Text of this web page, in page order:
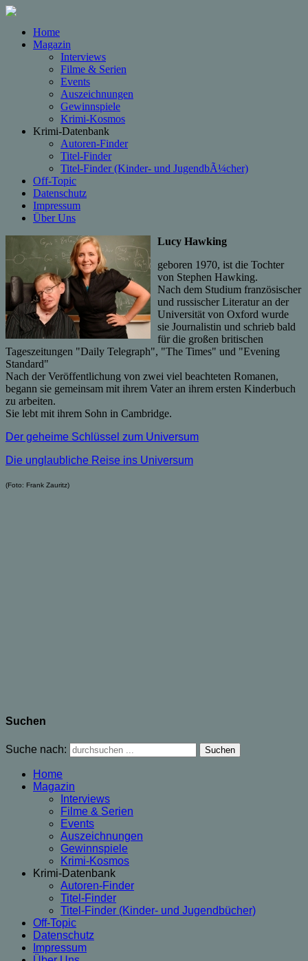
Home
Magazin
Interviews
Filme & Serien
Events
Auszeichnungen
Gewinnspiele
Krimi-Kosmos
Krimi-Datenbank
Autoren-Finder
Titel-Finder
Titel-Finder (Kinder- und JugendbÃ¼cher)
Off-Topic
Datenschutz
Impressum
Über Uns
Lucy Hawking
geboren 1970, ist die Tochter
von Stephen Hawking.
Nach dem Studium französischer
und russischer Literatur an der
Universität von Oxford wurde
sie Journalistin und schrieb bald
für die großen britischen
Tageszeitungen "Daily Telegraph", "The Times" und "Evening
Standard"
Nach der Veröffentlichung von zwei viel beachteten Romanen,
begann sie gemeinsam mit ihrem Vater an ihrem ersten Kinderbuch
zu arbeiten.
Sie lebt mit ihrem Sohn in Cambridge.
Der geheime Schlüssel zum Universum
Die unglaubliche Reise ins Universum
(Foto: Frank Zauritz)
Suchen
Suche nach:
Home
Magazin
Interviews
Filme & Serien
Events
Auszeichnungen
Gewinnspiele
Krimi-Kosmos
Krimi-Datenbank
Autoren-Finder
Titel-Finder
Titel-Finder (Kinder- und Jugendbücher)
Off-Topic
Datenschutz
Impressum